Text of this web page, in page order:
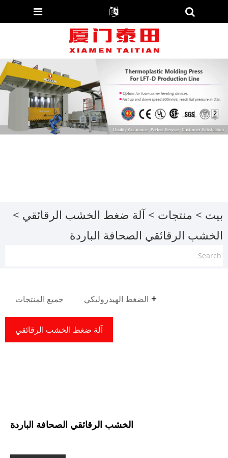
بيت > منتجات >آلة ضغط الخشب الرقائقي >
الخشب الرقائقي الصحافة الباردة
جميع المنتجات الضغط الهيدروليكي
آلة ضغط الخشب الرقائقي
الخشب الرقائقي الصحافة الباردة